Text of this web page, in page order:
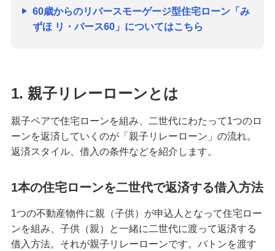
60歳からのリバースモーゲージ型住宅ローン「み
ずほ リ・バース60」についてはこちら
1. 親子リレーローンとは
親子ペアで住宅ローンを組み、二世代にわたって1つのロ
ーンを返済していくのが「親子リレーローン」の流れ。
返済スタイル、借入の条件などを紹介します。
1本の住宅ローンを二世代で返済する借入方法
1つの不動産物件に親（子供）が申込人となって住宅ロー
ンを組み、子供（親）と一緒に二世代に渡って返済する
借入方法。それが親子リレーローンです。バトンを渡す